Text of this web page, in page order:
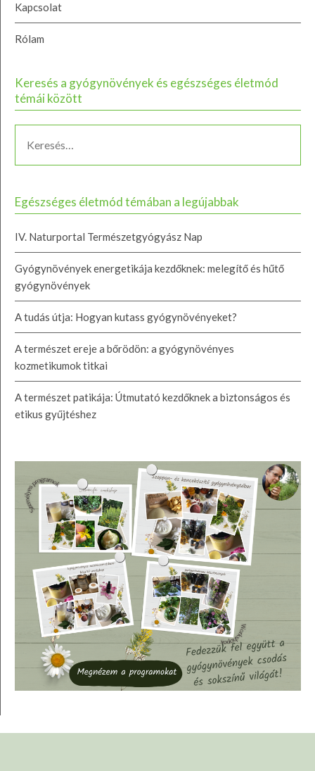
Kapcsolat
Rólam
Keresés a gyógynövények és egészséges életmód
témái között
Egészséges életmód témában a legújabbak
IV. Naturportal Természetgyógyász Nap
Gyógynövények energetikája kezdőknek: melegítő és hűtő
gyógynövények
A tudás útja: Hogyan kutass gyógynövényeket?
A természet ereje a bőrödön: a gyógynövényes
kozmetikumok titkai
A természet patikája: Útmutató kezdőknek a biztonságos és
etikus gyűjtéshez